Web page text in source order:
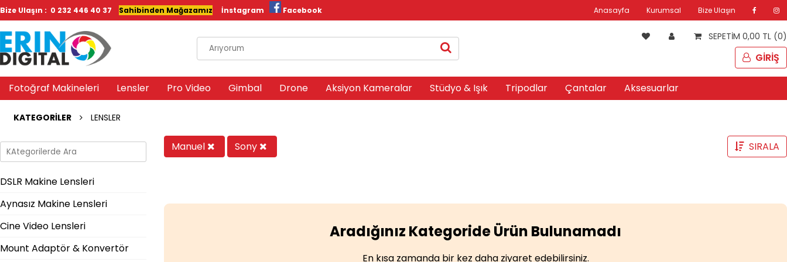
Bize Ulaşın : 0 232 446 40 37 Sahibinden Mağazamız İnstagram Facebook Anasayfa Kurumsal Bize Ulaşın
SEPETİM 0,00 TL (0)
GİRİŞ
Fotoğraf Makineleri Lensler Pro Video Gimbal Drone Aksiyon Kameralar Stüdyo & Işık Tripodlar Çantalar Aksesuarlar
KATEGORİLER LENSLER
DSLR Makine Lensleri
Aynasız Makine Lensleri
Cine Video Lensleri
Mount Adaptör & Konvertör
Manuel Sony SIRALA
Aradığınız Kategoride Ürün Bulunamadı
En kısa zamanda bir kez daha ziyaret edebilirsiniz.